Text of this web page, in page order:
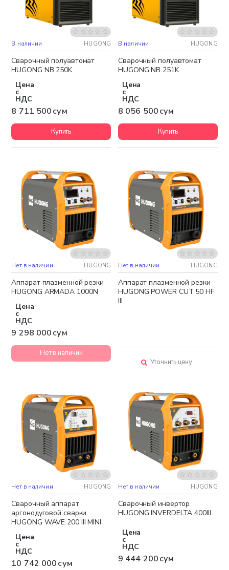
Бесплатная доставка
В наличии HUGONG
Сварочный полуавтомат
HUGONG NB 250K
Цена
с
НДС
8 711 500 сум
Купить
Бесплатная доставка
В наличии HUGONG
Сварочный полуавтомат
HUGONG NB 251K
Цена
с
НДС
8 056 500 сум
Купить
Бесплатная доставка
Нет в наличии HUGONG
Аппарат плазменной резки
HUGONG ARMADA 1000N
Цена
с
НДС
9 298 000 сум
Нет в наличии
Нет в наличии HUGONG
Аппарат плазменной резки
HUGONG POWER CUT 50 HF
III
Уточнить цену
Бесплатная доставка
Нет в наличии HUGONG
Сварочный аппарат
аргонодуговой сварки
HUGONG WAVE 200 III MINI
Цена
с
НДС
10 742 000 сум
Бесплатная доставка
Нет в наличии HUGONG
Сварочный инвертор
HUGONG INVERDELTA 400III
Цена
с
НДС
9 444 200 сум